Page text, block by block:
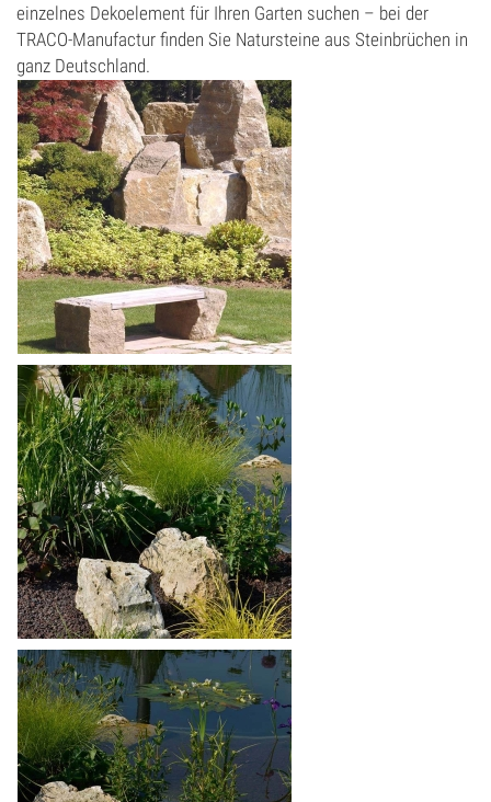
Mörtel
Natursteinbad
Natursteinfliesen
Travertin Fliesen
Natursteintreppen
Pfeiler, Sockel & Abdeckungen
Pflastersteine
Pflastersteine Anthrazit/Schwarz
Pflastersteine Einfahrt
Pflastersteine Garten
Pflastersteine Terrasse
Poolumrandung
Rasenkantensteine/Randsteine
Reinigungs- & Pflegeprodukte
Sale
Steinbrunnen & Gartengestaltung
Terrassenplatten
einzelnes Dekoelement für Ihren Garten suchen – bei der
TRACO-Manufactur finden Sie Natursteine aus Steinbrüchen in
ganz Deutschland.